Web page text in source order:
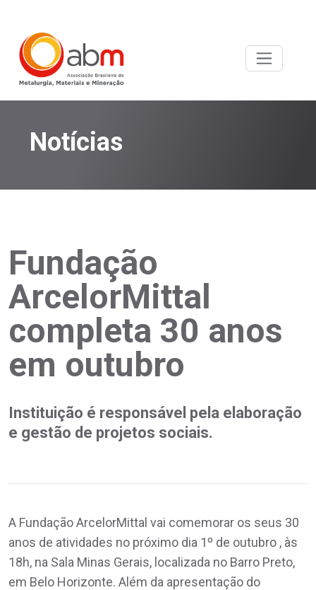
Notícias
Fundação
ArcelorMittal
completa 30 anos
em outubro
Instituição é responsável pela elaboração
e gestão de projetos sociais.
A Fundação ArcelorMittal vai comemorar os seus 30
anos de atividades no próximo dia 1º de outubro , às
18h, na Sala Minas Gerais, localizada no Barro Preto,
em Belo Horizonte. Além da apresentação do